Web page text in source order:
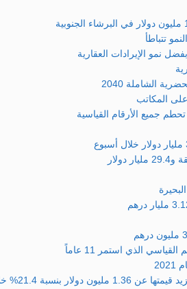
تتباطأ
جميع الأرقام القياسية
خلال شهر ونصف